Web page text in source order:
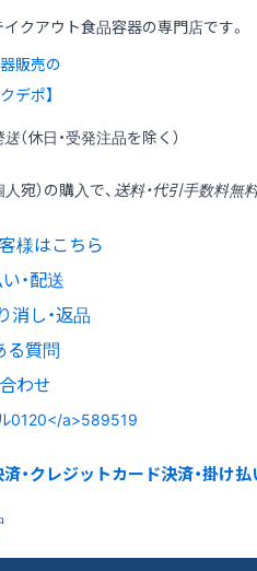
クアウト食品容器の専門店です。
販売の
デポ】
送（休日・受発注品を除く）
人宛）の購入で、 送料・代引手数料無
様はこちら
・配送
消し・返品
る質問
わせ